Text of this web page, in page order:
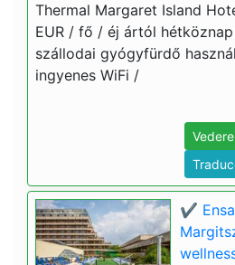
Thermal Margaret Island
EUR / fő / éj ártól
szállodai gyógyfürdő
ingyenes WiFi /
Vedere
✔️